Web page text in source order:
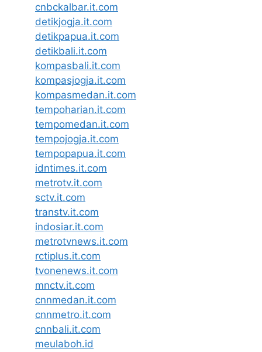
cnbckalbar.it.com
detikjogja.it.com
detikpapua.it.com
detikbali.it.com
kompasbali.it.com
kompasjogja.it.com
kompasmedan.it.com
tempoharian.it.com
tempomedan.it.com
tempojogja.it.com
tempopapua.it.com
idntimes.it.com
metrotv.it.com
sctv.it.com
transtv.it.com
indosiar.it.com
metrotvnews.it.com
rctiplus.it.com
tvonenews.it.com
mnctv.it.com
cnnmedan.it.com
cnnmetro.it.com
cnnbali.it.com
meulaboh.id